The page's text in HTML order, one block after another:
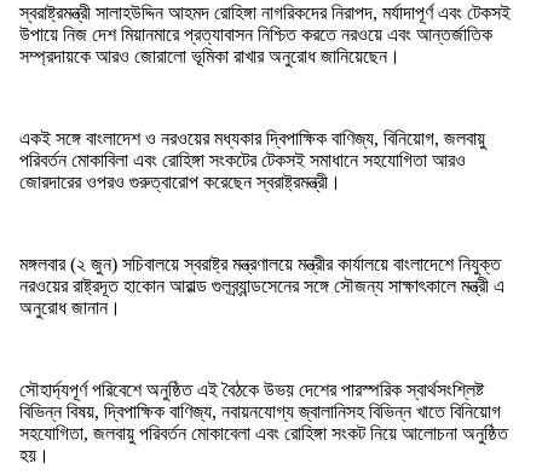
স্বরাষ্ট্রমন্ত্রী সালাহউদ্দিন আহমদ রোহিঙ্গা নাগরিকদের নিরাপদ, মর্যাদাপূর্ণ এবং টেকসই
উপায়ে নিজ দেশ মিয়ানমারে প্রত্যাবাসন নিশ্চিত করতে নরওয়ে এবং আন্তর্জাতিক
সম্প্রদায়কে আরও জোরালো ভূমিকা রাখার অনুরোধ জানিয়েছেন।
একই সঙ্গে বাংলাদেশ ও নরওয়ের মধ্যকার দ্বিপাক্ষিক বাণিজ্য, বিনিয়োগ, জলবায়ু
পরিবর্তন মোকাবিলা এবং রোহিঙ্গা সংকটের টেকসই সমাধানে সহযোগিতা আরও
জোরদারের ওপরও গুরুত্বারোপ করেছেন স্বরাষ্ট্রমন্ত্রী।
মঙ্গলবার (২ জুন) সচিবালয়ে স্বরাষ্ট্র মন্ত্রণালয়ে মন্ত্রীর কার্যালয়ে বাংলাদেশে নিযুক্ত
নরওয়ের রাষ্ট্রদূত হাকোন আরাল্ড গুলব্র্যান্ডসেনের সঙ্গে সৌজন্য সাক্ষাৎকালে মন্ত্রী এ
অনুরোধ জানান।
সৌহার্দ্যপূর্ণ পরিবেশে অনুষ্ঠিত এই বৈঠকে উভয় দেশের পারস্পরিক স্বার্থসংশ্লিষ্ট
বিভিন্ন বিষয়, দ্বিপাক্ষিক বাণিজ্য, নবায়নযোগ্য জ্বালানিসহ বিভিন্ন খাতে বিনিয়োগ
সহযোগিতা, জলবায়ু পরিবর্তন মোকাবেলা এবং রোহিঙ্গা সংকট নিয়ে আলোচনা অনুষ্ঠিত
হয়।